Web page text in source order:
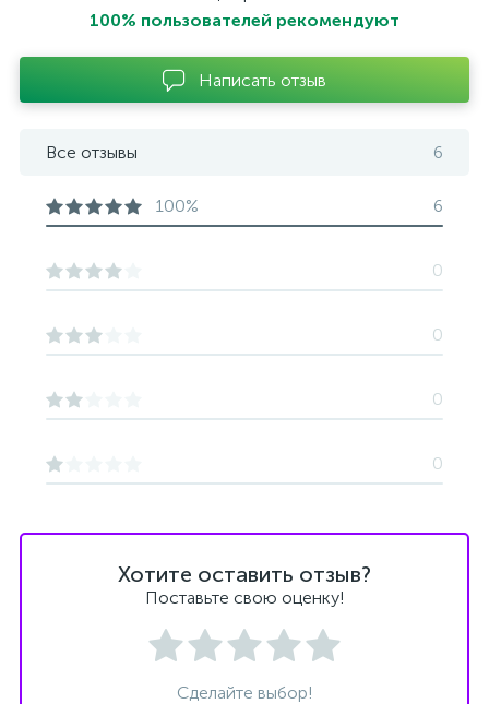
Хотите оставить отзыв?
Поставьте свою оценку!
Сделайте выбор!
100% пользователей рекомендуют
Написать отзыв
Все отзывы 6
100% 6
0
0
0
0